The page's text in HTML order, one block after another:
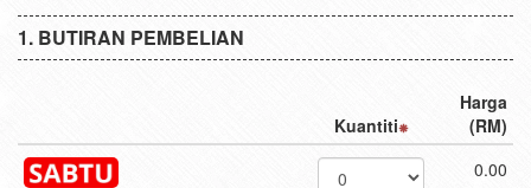
BUTIRAN PEMBELIAN
Kuantiti
Harga
(RM)
0.00